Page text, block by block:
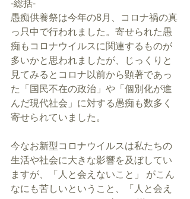
-総括-
愚痴供養祭は今年の8月、コロナ禍の真
っ只中で行われました。寄せられた愚
痴もコロナウイルスに関連するものが
多いかと思われましたが、じっくりと
見てみるとコロナ以前から顕著であっ
た「国民不在の政治」や「個別化が進
んだ現代社会」に対する愚痴も数多く
寄せられていました。
今なお新型コロナウイルスは私たちの
生活や社会に大きな影響を及ぼしてい
ますが、「人と会えないこと」 がこん
なにも苦しいということ、「人と会え